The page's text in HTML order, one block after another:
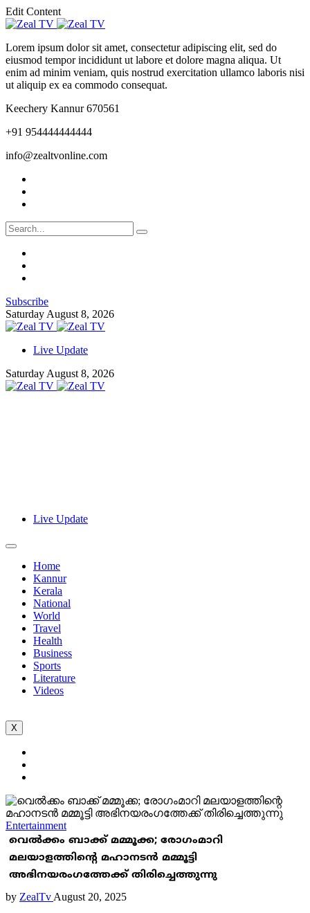
Edit Content
Lorem ipsum dolor sit amet, consectetur adipiscing elit, sed do
eiusmod tempor incididunt ut labore et dolore magna aliqua. Ut
enim ad minim veniam, quis nostrud exercitation ullamco laboris nisi
ut aliquip ex ea commodo consequat.
Keechery Kannur 670561
+91 954444444444
info@zealtvonline.com
Subscribe
Saturday August 8, 2026
Live Update
Saturday August 8, 2026
Live Update
Home
Kannur
Kerala
National
World
Travel
Health
Business
Sports
Literature
Videos
X
Entertainment
വെല്‍ക്കം ബാക്ക് മമ്മൂക്ക; രോഗംമാറി
മലയാളത്തിന്റെ മഹാനടന്‍ മമ്മൂട്ടി
അഭിനയരംഗത്തേക്ക് തിരിച്ചെത്തുന്നു
by ZealTv August 20, 2025